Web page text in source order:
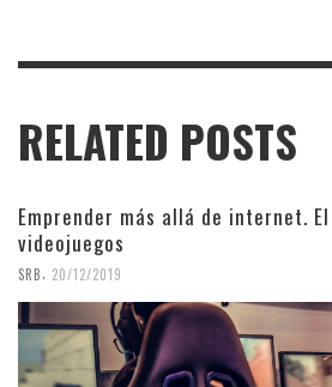
RELATED POSTS
Emprender más allá de internet.
videojuegos
SRB 20/12/2019